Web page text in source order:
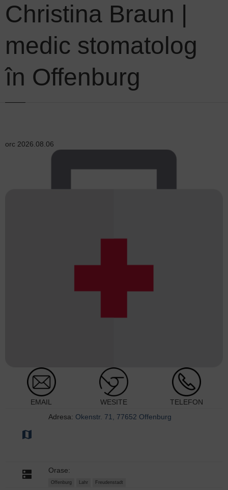
Christina Braun |
medic stomatolog
în Offenburg
orc 2026.08.06
EMAIL WESITE TELEFON
map
Adresa: Okenstr. 71, 77652 Offenburg
dns Orase:
Offenburg Lahr Freudenstadt